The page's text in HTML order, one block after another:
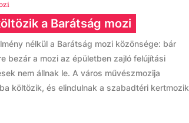
a Barátság mozi
nélkül a Barátság mozi közönsége: bár
bezár a mozi az épületben zajló felújítási
nem állnak le. A város művészmozija
költözik, és elindulnak a szabadtéri kertmozik